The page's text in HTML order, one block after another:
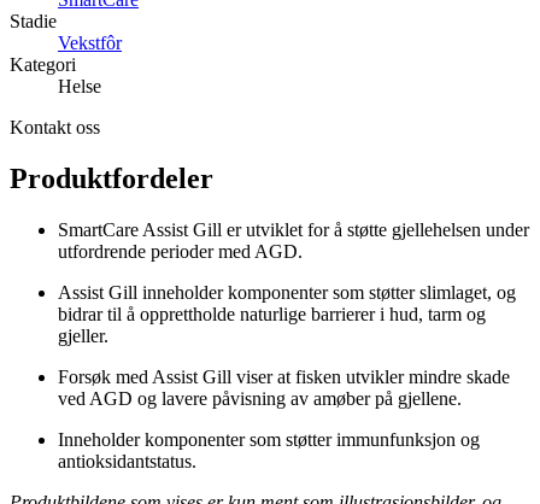
Stadie
Vekstfôr
Kategori
Helse
Kontakt oss
Produktfordeler
SmartCare Assist Gill er utviklet for å støtte gjellehelsen under
utfordrende perioder med AGD.
Assist Gill inneholder komponenter som støtter slimlaget, og
bidrar til å opprettholde naturlige barrierer i hud, tarm og
gjeller.
Forsøk med Assist Gill viser at fisken utvikler mindre skade
ved AGD og lavere påvisning av amøber på gjellene.
Inneholder komponenter som støtter immunfunksjon og
antioksidantstatus.